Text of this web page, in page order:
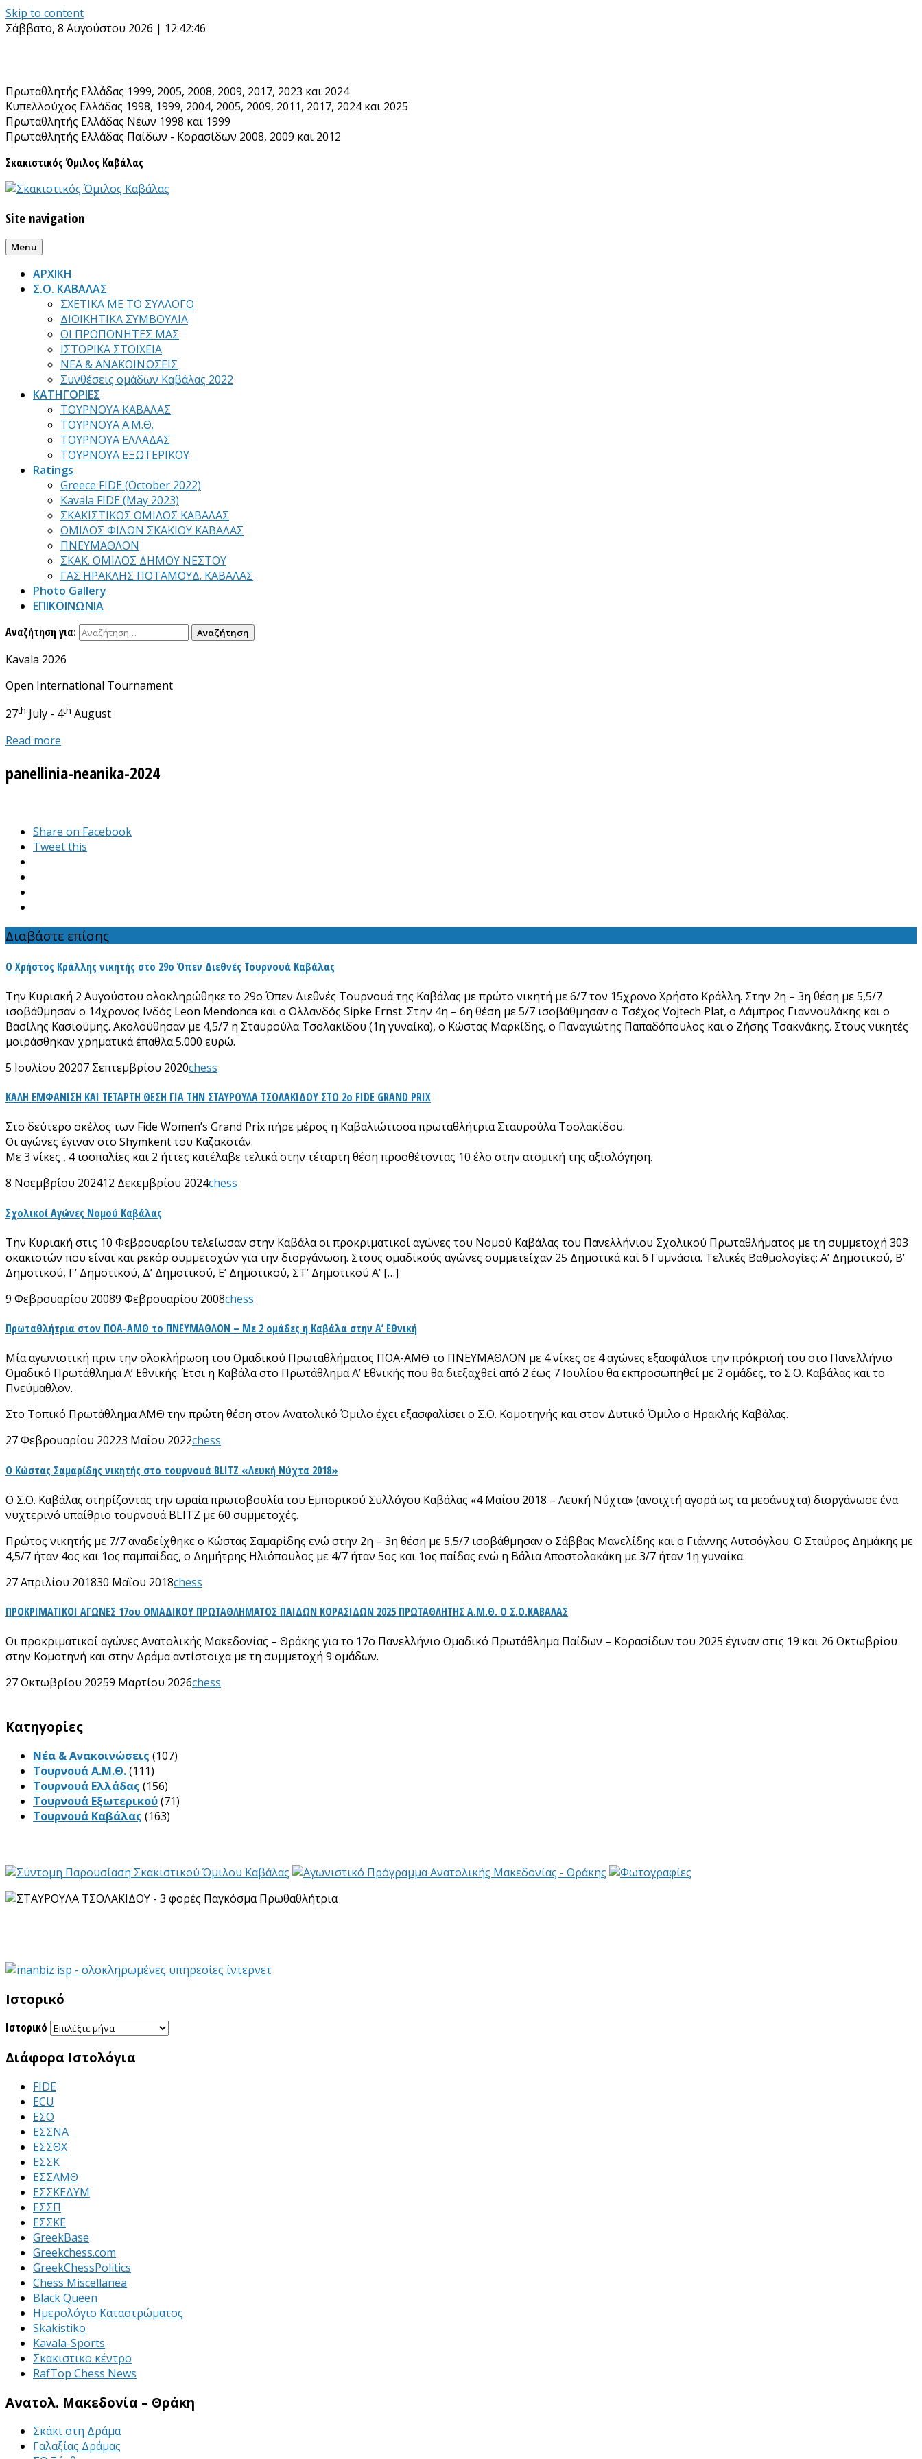
Skip to content
Σάββατο, 8 Αυγούστου 2026 | 12:42:48
Πρωταθλητής Ελλάδας 1999, 2005, 2008, 2009, 2017, 2023 και 2024
Κυπελλούχος Ελλάδας 1998, 1999, 2004, 2005, 2009, 2011, 2017, 2024 και 2025
Πρωταθλητής Ελλάδας Νέων 1998 και 1999
Πρωταθλητής Ελλάδας Παίδων - Κορασίδων 2008, 2009 και 2012
Σκακιστικός Όμιλος Καβάλας
Site navigation
Menu
ΑΡΧΙΚΗ
Σ.Ο. ΚΑΒΑΛΑΣ
ΣΧΕΤΙΚΑ ΜΕ ΤΟ ΣΥΛΛΟΓΟ
ΔΙΟΙΚΗΤΙΚΑ ΣΥΜΒΟΥΛΙΑ
ΟΙ ΠΡΟΠΟΝΗΤΕΣ ΜΑΣ
ΙΣΤΟΡΙΚΑ ΣΤΟΙΧΕΙΑ
ΝΕΑ & ΑΝΑΚΟΙΝΩΣΕΙΣ
Συνθέσεις ομάδων Καβάλας 2022
ΚΑΤΗΓΟΡΙΕΣ
ΤΟΥΡΝΟΥΑ ΚΑΒΑΛΑΣ
ΤΟΥΡΝΟΥΑ Α.Μ.Θ.
ΤΟΥΡΝΟΥΑ ΕΛΛΑΔΑΣ
ΤΟΥΡΝΟΥΑ ΕΞΩΤΕΡΙΚΟΥ
Ratings
Greece FIDE (October 2022)
Kavala FIDE (May 2023)
ΣΚΑΚΙΣΤΙΚΟΣ ΟΜΙΛΟΣ ΚΑΒΑΛΑΣ
ΟΜΙΛΟΣ ΦΙΛΩΝ ΣΚΑΚΙΟΥ ΚΑΒΑΛΑΣ
ΠΝΕΥΜΑΘΛΟΝ
ΣΚΑΚ. ΟΜΙΛΟΣ ΔΗΜΟΥ ΝΕΣΤΟΥ
ΓΑΣ ΗΡΑΚΛΗΣ ΠΟΤΑΜΟΥΔ. ΚΑΒΑΛΑΣ
Photo Gallery
ΕΠΙΚΟΙΝΩΝΙΑ
Αναζήτηση για:
Kavala 2026
Open International Tournament
27th July - 4th August
Read more
panellinia-neanika-2024
Share on Facebook
Tweet this
Διαβάστε επίσης
Ο Χρήστος Κράλλης νικητής στο 29ο Όπεν Διεθνές Τουρνουά Καβάλας
Την Κυριακή 2 Αυγούστου ολοκληρώθηκε το 29ο Όπεν Διεθνές Τουρνουά της Καβάλας με πρώτο νικητή με 6/7 τον 15χρονο Χρήστο Κράλλη. Στην 2η – 3η θέση με 5,5/7
ισοβάθμησαν ο 14χρονος Ινδός Leon Mendonca και ο Ολλανδός Sipke Ernst. Στην 4η – 6η θέση με 5/7 ισοβάθμησαν ο Τσέχος Vojtech Plat, ο Λάμπρος Γιαννουλάκης και ο
Βασίλης Κασιούμης. Ακολούθησαν με 4,5/7 η Σταυρούλα Τσολακίδου (1η γυναίκα), ο Κώστας Μαρκίδης, ο Παναγιώτης Παπαδόπουλος και ο Ζήσης Τσακνάκης. Στους νικητές
μοιράσθηκαν χρηματικά έπαθλα 5.000 ευρώ.
5 Ιουλίου 20207 Σεπτεμβρίου 2020chess
ΚΑΛΗ ΕΜΦΑΝΙΣΗ ΚΑΙ ΤΕΤΑΡΤΗ ΘΕΣΗ ΓΙΑ ΤΗΝ ΣΤΑΥΡΟΥΛΑ ΤΣΟΛΑΚΙΔΟΥ ΣΤΟ 2ο FIDE GRAND PRIX
Στο δεύτερο σκέλος των Fide Women’s Grand Prix πήρε μέρος η Καβαλιώτισσα πρωταθλήτρια Σταυρούλα Τσολακίδου.
Οι αγώνες έγιναν στο Shymkent του Καζακστάν.
Με 3 νίκες , 4 ισοπαλίες και 2 ήττες κατέλαβε τελικά στην τέταρτη θέση προσθέτοντας 10 έλο στην ατομική της αξιολόγηση.
8 Νοεμβρίου 202412 Δεκεμβρίου 2024chess
Σχολικοί Αγώνες Νομού Καβάλας
Την Κυριακή στις 10 Φεβρουαρίου τελείωσαν στην Καβάλα οι προκριματικοί αγώνες του Νομού Καβάλας του Πανελλήνιου Σχολικού Πρωταθλήματος με τη συμμετοχή 303
σκακιστών που είναι και ρεκόρ συμμετοχών για την διοργάνωση. Στους ομαδικούς αγώνες συμμετείχαν 25 Δημοτικά και 6 Γυμνάσια. Τελικές Βαθμολογίες: Α’ Δημοτικού, Β’
Δημοτικού, Γ’ Δημοτικού, Δ’ Δημοτικού, Ε’ Δημοτικού, ΣΤ’ Δημοτικού Α’ […]
9 Φεβρουαρίου 20089 Φεβρουαρίου 2008chess
Πρωταθλήτρια στον ΠΟΑ-ΑΜΘ το ΠΝΕΥΜΑΘΛΟΝ – Με 2 ομάδες η Καβάλα στην Α’ Εθνική
Μία αγωνιστική πριν την ολοκλήρωση του Ομαδικού Πρωταθλήματος ΠΟΑ-ΑΜΘ το ΠΝΕΥΜΑΘΛΟΝ με 4 νίκες σε 4 αγώνες εξασφάλισε την πρόκρισή του στο Πανελλήνιο
Ομαδικό Πρωτάθλημα Α’ Εθνικής. Έτσι η Καβάλα στο Πρωτάθλημα Α’ Εθνικής που θα διεξαχθεί από 2 έως 7 Ιουλίου θα εκπροσωπηθεί με 2 ομάδες, το Σ.Ο. Καβάλας και το
Πνεύμαθλον.
Στο Τοπικό Πρωτάθλημα ΑΜΘ την πρώτη θέση στον Ανατολικό Όμιλο έχει εξασφαλίσει ο Σ.Ο. Κομοτηνής και στον Δυτικό Όμιλο ο Ηρακλής Καβάλας.
27 Φεβρουαρίου 20223 Μαΐου 2022chess
Ο Κώστας Σαμαρίδης νικητής στο τουρνουά BLITZ «Λευκή Νύχτα 2018»
Ο Σ.Ο. Καβάλας στηρίζοντας την ωραία πρωτοβουλία του Εμπορικού Συλλόγου Καβάλας «4 Μαΐου 2018 – Λευκή Νύχτα» (ανοιχτή αγορά ως τα μεσάνυχτα) διοργάνωσε ένα
νυχτερινό υπαίθριο τουρνουά BLITZ με 60 συμμετοχές.
Πρώτος νικητής με 7/7 αναδείχθηκε ο Κώστας Σαμαρίδης ενώ στην 2η – 3η θέση με 5,5/7 ισοβάθμησαν ο Σάββας Μανελίδης και ο Γιάννης Αυτσόγλου. Ο Σταύρος Δημάκης με
4,5/7 ήταν 4ος και 1ος παμπαίδας, ο Δημήτρης Ηλιόπουλος με 4/7 ήταν 5ος και 1ος παίδας ενώ η Βάλια Αποστολακάκη με 3/7 ήταν 1η γυναίκα.
27 Απριλίου 201830 Μαΐου 2018chess
ΠΡΟΚΡΙΜΑΤΙΚΟΙ ΑΓΩΝΕΣ 17ου ΟΜΑΔΙΚΟΥ ΠΡΩΤΑΘΛΗΜΑΤΟΣ ΠΑΙΔΩΝ ΚΟΡΑΣΙΔΩΝ 2025 ΠΡΩΤΑΘΛΗΤΗΣ Α.Μ.Θ. Ο Σ.Ο.ΚΑΒΑΛΑΣ
Οι προκριματικοί αγώνες Ανατολικής Μακεδονίας – Θράκης για το 17ο Πανελλήνιο Ομαδικό Πρωτάθλημα Παίδων – Κορασίδων του 2025 έγιναν στις 19 και 26 Οκτωβρίου
στην Κομοτηνή και στην Δράμα αντίστοιχα με τη συμμετοχή 9 ομάδων.
27 Οκτωβρίου 20259 Μαρτίου 2026chess
Kατηγορίες
Νέα & Ανακοινώσεις (107)
Τουρνουά Α.Μ.Θ.(111)
Τουρνουά Ελλάδας (156)
Τουρνουά Εξωτερικού(71)
Τουρνουά Καβάλας (163)
Ιστορικό
Ιστορικό
Διάφορα Ιστολόγια
FIDE
ECU
ΕΣΟ
ΕΣΣΝΑ
ΕΣΣΘΧ
ΕΣΣΚ
ΕΣΣΑΜΘ
ΕΣΣΚΕΔΥΜ
ΕΣΣΠ
ΕΣΣΚΕ
GreekBase
Greekchess.com
GreekChessPolitics
Chess Miscellanea
Black Queen
Ημερολόγιο Καταστρώματος
Skakistiko
Kavala-Sports
Σκακιστικο κέντρο
RafTop Chess News
Ανατολ. Μακεδονία – Θράκη
Σκάκι στη Δράμα
Γαλαξίας Δράμας